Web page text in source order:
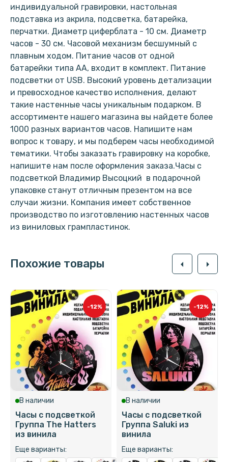
индивидуальной гравировки, настольная
подставка из акрила, подсветка, батарейка,
перчатки. Диаметр циферблата - 10 см. Диаметр
часов - 30 см. Часовой механизм бесшумный с
плавным ходом. Питание часов от одной
батарейки типа АА, входит в комплект. Питание
подсветки от USB. Высокий уровень детализации
и превосходное качество исполнения, делают
такие настенные часы уникальным подарком. В
ассортименте нашего магазина вы найдете более
1000 разных вариантов часов. Напишите нам
вопрос к товару, и мы подберем часы необходимой
тематики. Чтобы заказать гравировку на коробке,
напишите нам после оформления заказа.Часы с
подсветкой Владимир Высоцкий в подарочной
упаковке станут отличным презентом на все
случаи жизни. Компания имеет собственное
производство по изготовлению настенных часов
из виниловых грампластинок.
Похожие товары arrow_left arrow_right
-12%
В наличии
Часы с подсветкой
Группа The Hatters
из винила
Еще варианты:
-12%
В наличии
Часы с подсветкой
Группа Saluki из
винила
Еще варианты: